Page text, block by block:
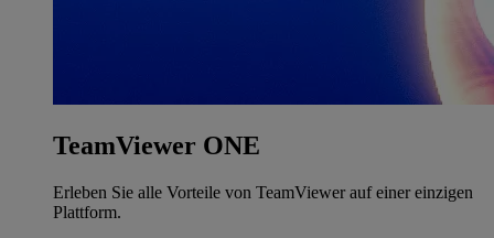
TeamViewer ONE
Erleben Sie alle Vorteile von TeamViewer auf einer einzigen
Plattform.